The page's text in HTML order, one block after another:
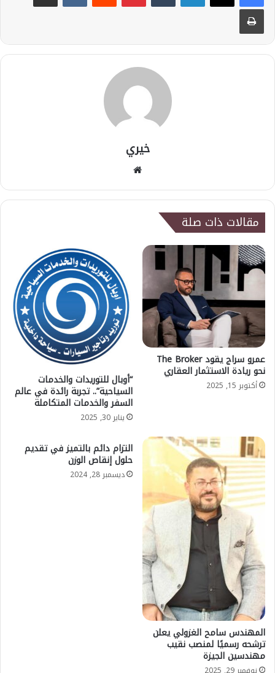
طباعة
خيري
مقالات ذات صلة
عمرو سراج يقود The Broker
نحو ريادة الاستثمار العقاري
أكتوبر 15, 2025 “أوبال للتوريدات والخدمات
السياحية”.. تجربة رائدة في عالم
السفر والخدمات المتكاملة
يناير 30, 2025
المهندس سامح الغزولي يعلن
ترشحه رسميًا لمنصب نقيب
مهندسين الجيزة
التزام دائم بالتميز في تقديم
حلول إنقاص الوزن
ديسمبر 28, 2024